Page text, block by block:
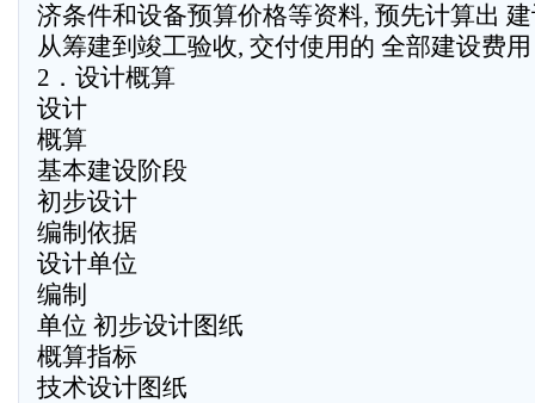
济条件和设备预算价格等资料, 预先计算出
从筹建到竣工验收, 交付使用的 全部建设费
2．设计概算
设计
概算
基本建设阶段
初步设计
编制依据
设计单位
编制
单位 初步设计图纸
概算指标
技术设计图纸